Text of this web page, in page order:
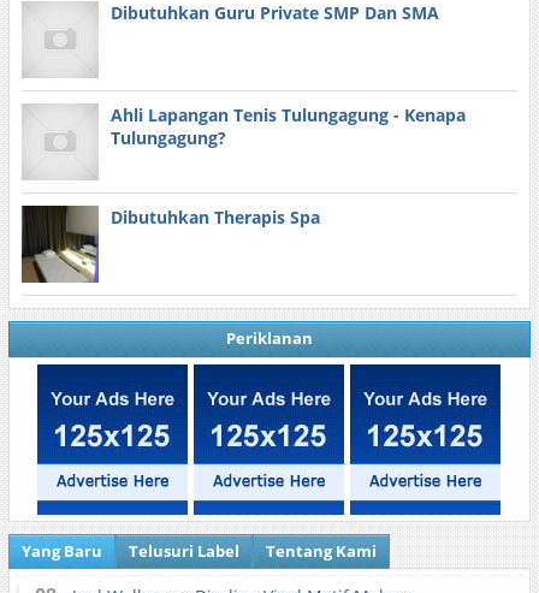
Dibutuhkan Guru Private SMP Dan SMA
Ahli Lapangan Tenis Tulungagung - Kenapa
Tulungagung?
Dibutuhkan Therapis Spa
Periklanan
Yang Baru Telusuri Label Tentang Kami